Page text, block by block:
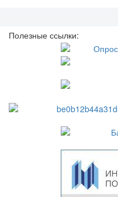
Полезные ссылки: